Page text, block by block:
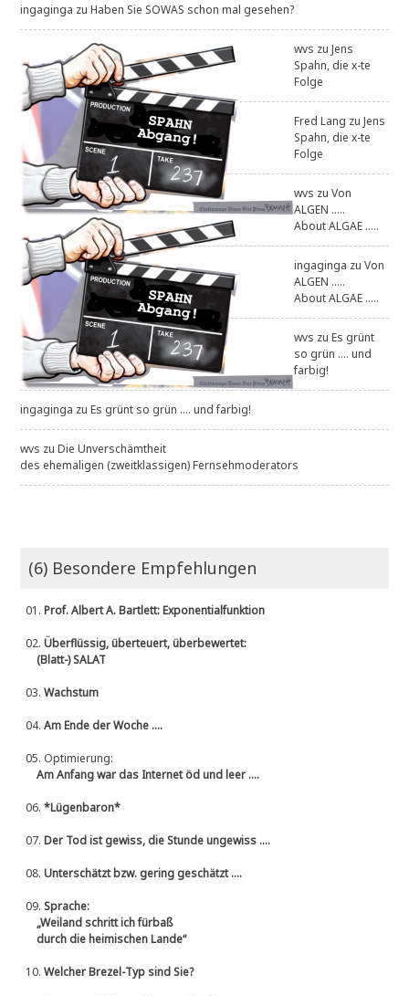
ingaginga zuHaben Sie SOWAS schon mal gesehen?
wvs zuJens
Spahn, die x-te
Folge
Fred Lang zuJens
Spahn, die x-te
Folge
wvs zuVon
ALGEN .....
About ALGAE .....
ingaginga zuVon
ALGEN .....
About ALGAE .....
wvs zuEs grünt
so grün .... und
farbig!
ingaginga zuEs grünt so grün .... und farbig!
wvs zuDie Unverschämtheit
des ehemaligen (zweitklassigen) Fernsehmoderators
(6) Besondere Empfehlungen
01.Prof. Albert A. Bartlett: Exponentialfunktion
02.Überflüssig, überteuert, überbewertet:
(Blatt-) SALAT
03.Wachstum
04.Am Ende der Woche ....
05. Optimierung:
Am Anfang war das Internet öd und leer ....
06.*Lügenbaron*
07.Der Tod ist gewiss, die Stunde ungewiss ....
08.Unterschätzt bzw. gering geschätzt ....
09.Sprache:
„Weiland schritt ich fürbaß
durch die heimischen Lande“
10.Welcher Brezel-Typ sind Sie?